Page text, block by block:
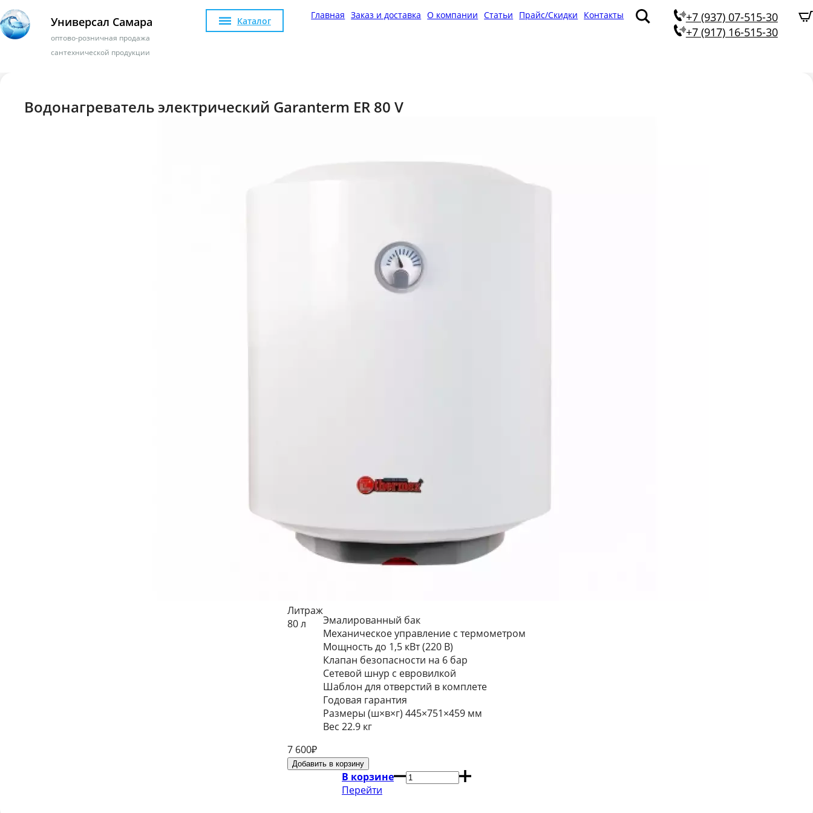
Универсал Самара
оптово-розничная продажа
сантехнической продукции
Каталог Главная Заказ и доставка О компании Статьи Прайс/Скидки Контакты
+7 (937) 07-515-30
+7 (917) 16-515-30
Водонагреватель электрический Garanterm ER 80 V
Литраж
80 л
Эмалированный бак
Механическое управление c термометром
Мощность до 1,5 кВт (220 В)
Клапан безопасности на 6 бар
Сетевой шнур с евровилкой
Шаблон для отверстий в комплете
Годовая гарантия
Размеры (ш×в×г) 445×751×459 мм
Вес 22.9 кг
7 600₽
В корзине
Перейти